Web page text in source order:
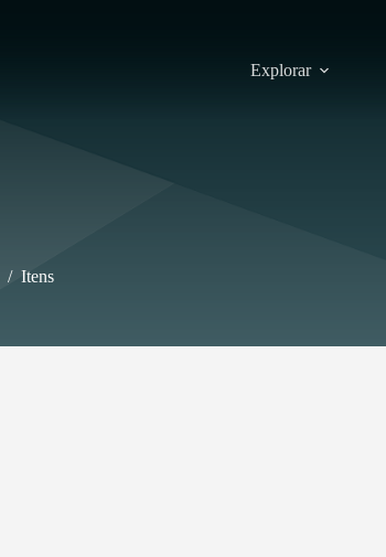
Explorar
/ Itens